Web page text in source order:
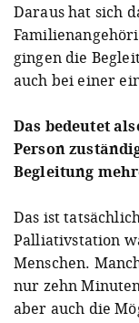
Daraus hat sich
gingen die
auch bei einer
Das bedeutet
Person
Begleitung
Das ist
Palliativstation
Menschen.
nur zehn
aber auch die